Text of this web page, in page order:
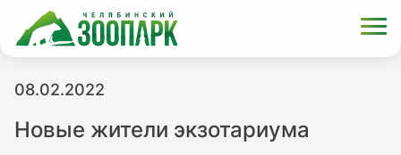
08.02.2022
Новые жители экзотариума